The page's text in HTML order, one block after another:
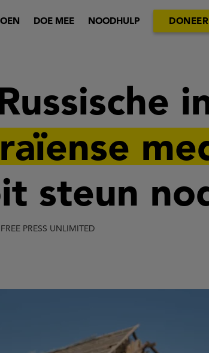
DOE MEE NOODHULP DONEER
steun
PRESS UNLIMITED